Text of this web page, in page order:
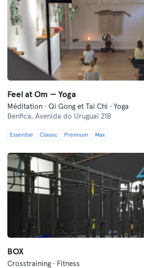
Feel at Om — Yoga
Méditation · Qi Gong et Tai Chi · Yoga
Benfica, Avenida do Uruguai 21B
Essential Classic Premium Max
BOX
Crosstraining · Fitness